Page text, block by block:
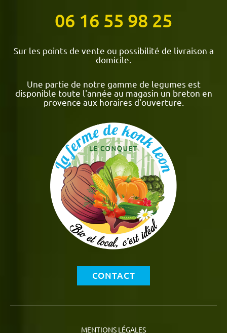
06 16 55 98 25
Sur les points de vente ou possibilité de livraison a
domicile.
Une partie de notre gamme de legumes est
disponible toute l'année au magasin un breton en
provence aux horaires d'ouverture.
CONTACT
MENTIONS LÉGALES